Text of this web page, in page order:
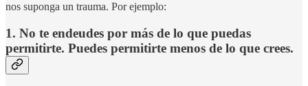
nos suponga un trauma. Por ejemplo:
1. No te endeudes por más de lo que puedas
permitirte. Puedes permitirte menos de lo que crees.